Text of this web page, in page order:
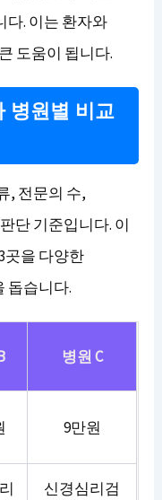
다. 이는 환자와
도움이 됩니다.
병원별 비교
, 전문의 수,
단 기준입니다. 이
곳을 다양한
돕습니다.
병원 C
9만원
신경심리검